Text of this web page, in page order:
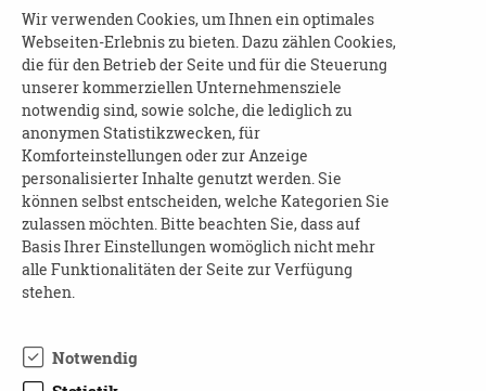
Austausch ein.
Der Veranstaltungsort istbarrierefrei.
Kosten: frei
Kontakt:
Frau Doreen Christoph
Tel.: 035873/46132
E-Mail:tagespflege@herrnhuter-diakonie.de
Web:www.herrnhuter-diakonie.de
Wir verwenden Cookies, um Ihnen ein optimales
Webseiten-Erlebnis zu bieten. Dazu zählen Cookies,
die für den Betrieb der Seite und für die Steuerung
unserer kommerziellen Unternehmensziele
notwendig sind, sowie solche, die lediglich zu
anonymen Statistikzwecken, für
Komforteinstellungen oder zur Anzeige
personalisierter Inhalte genutzt werden. Sie
können selbst entscheiden, welche Kategorien Sie
zulassen möchten. Bitte beachten Sie, dass auf
Basis Ihrer Einstellungen womöglich nicht mehr
alle Funktionalitäten der Seite zur Verfügung
stehen.
Notwendig